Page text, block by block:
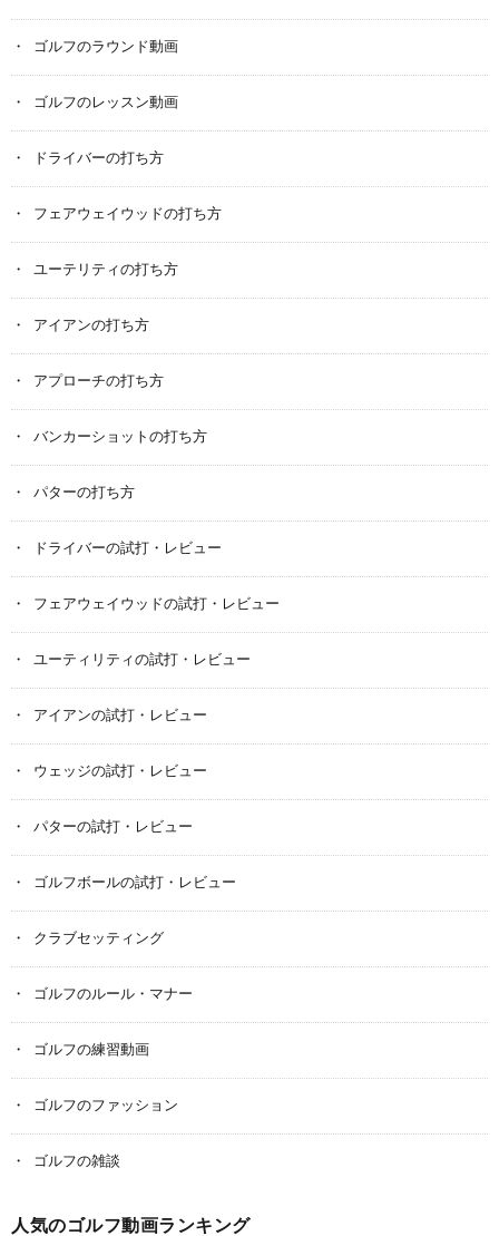
ゴルフのラウンド動画
ゴルフのレッスン動画
ドライバーの打ち方
フェアウェイウッドの打ち方
ユーテリティの打ち方
アイアンの打ち方
アプローチの打ち方
バンカーショットの打ち方
パターの打ち方
ドライバーの試打・レビュー
フェアウェイウッドの試打・レビュー
ユーティリティの試打・レビュー
アイアンの試打・レビュー
ウェッジの試打・レビュー
パターの試打・レビュー
ゴルフボールの試打・レビュー
クラブセッティング
ゴルフのルール・マナー
ゴルフの練習動画
ゴルフのファッション
ゴルフの雑談
人気のゴルフ動画ランキング